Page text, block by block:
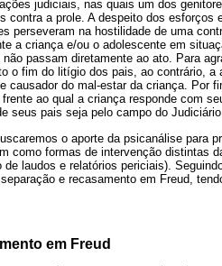
judiciais, nas quais um dos
contra a prole. A despeito dos
perseveram na hostilidade de uma
a criança e/ou o adolescente em
passam diretamente ao ato. Para
o fim do litígio dos pais, ao contrário,
causador do mal-estar da criança. Por
ao qual a criança responde com
seus pais seja pelo campo do
o aporte da psicanálise para
como formas de intervenção distintas
laudos e relatórios periciais).
e recasamento em Freud,
em Freud